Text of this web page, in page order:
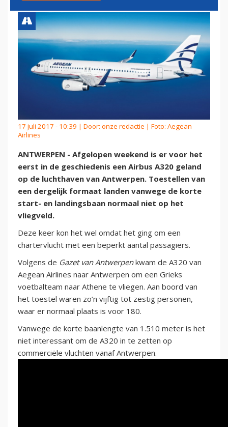
17 juli 2017 - 10:39 | Door: onze redactie | Foto: Aegean
Airlines
ANTWERPEN - Afgelopen weekend is er voor het
eerst in de geschiedenis een Airbus A320 geland
op de luchthaven van Antwerpen. Toestellen van
een dergelijk formaat landen vanwege de korte
start- en landingsbaan normaal niet op het
vliegveld.
Deze keer kon het wel omdat het ging om een
chartervlucht met een beperkt aantal passagiers.
Volgens de Gazet van Antwerpenkwam de A320 van
Aegean Airlines naar Antwerpen om een Grieks
voetbalteam naar Athene te vliegen. Aan boord van
het toestel waren zo’n vijftig tot zestig personen,
waar er normaal plaats is voor 180.
Vanwege de korte baanlengte van 1.510 meter is het
niet interessant om de A320 in te zetten op
commerciële vluchten vanaf Antwerpen.